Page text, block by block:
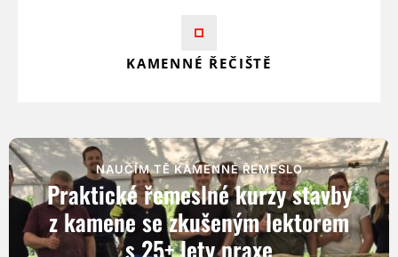
KAMENNÉ ŘEČIŠTĚ
NAUČÍM TĚ KAMENNÉ ŘEMESLO
Praktické řemeslné kurzy stavby
z kamene se zkušeným lektorem
s 25+ lety praxe